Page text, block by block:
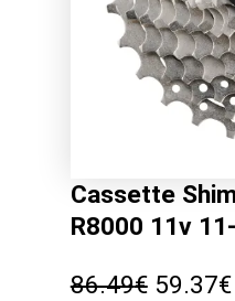
Cassette
R8000 11v
86.49€ Le
59.37€